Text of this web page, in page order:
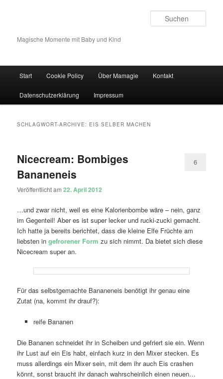
Magische Momente mit Baby und Kind
Zum Inhalt wechseln
Zum sekundären Inhalt wechseln
Start Cookie Policy Über Mamagie Kontakt
Datenschutzerklärung Impressum
SCHLAGWORT-ARCHIVE: EIS SELBER MACHEN
Nicecream: Bombiges
Bananeneis
Veröffentlicht am22. April 2012
6
…und zwar nicht, weil es eine Kalorienbombe wäre – nein, ganz
im Gegenteil! Aber es ist super lecker und rucki-zucki gemacht.
Ich hatte ja bereits berichtet, dass die kleine Elfe Früchte am
liebsten ingefrorener Form zu sich nimmt. Da bietet sich diese
Nicecream super an.
Für das selbstgemachte Bananeneis benötigt ihr genau eine
Zutat (na, kommt ihr drauf?):
reife Bananen
Die Bananen schneidet ihr in Scheiben und gefriert sie ein. Wenn
ihr Lust auf ein Eis habt, einfach kurz in den Mixer stecken. Es
muss allerdings ein Mixer sein, mit dem ihr auch Eis crashen
könnt, sonst braucht ihr danach wahrscheinlich einen neuen…